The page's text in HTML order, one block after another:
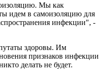
Мы как
идем в самоизоляцию для
инфекции", -
здоровы. Им
признаков инфекции
делать не будет.